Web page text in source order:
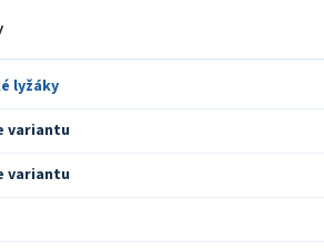
lyžáky
variantu
variantu